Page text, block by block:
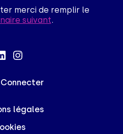
merci de remplir le
suivant.
Connecter
légales